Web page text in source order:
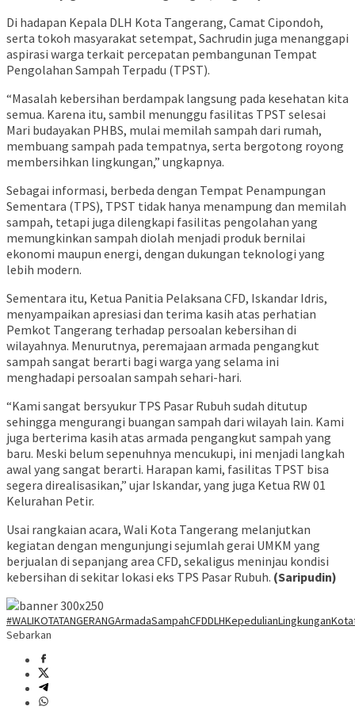
Di hadapan Kepala DLH Kota Tangerang, Camat Cipondoh,
serta tokoh masyarakat setempat, Sachrudin juga menanggapi
aspirasi warga terkait percepatan pembangunan Tempat
Pengolahan Sampah Terpadu (TPST).
“Masalah kebersihan berdampak langsung pada kesehatan kita
semua. Karena itu, sambil menunggu fasilitas TPST selesai
Mari budayakan PHBS, mulai memilah sampah dari rumah,
membuang sampah pada tempatnya, serta bergotong royong
membersihkan lingkungan,” ungkapnya.
Sebagai informasi, berbeda dengan Tempat Penampungan
Sementara (TPS), TPST tidak hanya menampung dan memilah
sampah, tetapi juga dilengkapi fasilitas pengolahan yang
memungkinkan sampah diolah menjadi produk bernilai
ekonomi maupun energi, dengan dukungan teknologi yang
lebih modern.
Sementara itu, Ketua Panitia Pelaksana CFD, Iskandar Idris,
menyampaikan apresiasi dan terima kasih atas perhatian
Pemkot Tangerang terhadap persoalan kebersihan di
wilayahnya. Menurutnya, peremajaan armada pengangkut
sampah sangat berarti bagi warga yang selama ini
menghadapi persoalan sampah sehari-hari.
“Kami sangat bersyukur TPS Pasar Rubuh sudah ditutup
sehingga mengurangi buangan sampah dari wilayah lain. Kami
juga berterima kasih atas armada pengangkut sampah yang
baru. Meski belum sepenuhnya mencukupi, ini menjadi langkah
awal yang sangat berarti. Harapan kami, fasilitas TPST bisa
segera direalisasikan,” ujar Iskandar, yang juga Ketua RW 01
Kelurahan Petir.
Usai rangkaian acara, Wali Kota Tangerang melanjutkan
kegiatan dengan mengunjungi sejumlah gerai UMKM yang
berjualan di sepanjang area CFD, sekaligus meninjau kondisi
kebersihan di sekitar lokasi eks TPS Pasar Rubuh. (Saripudin)
#WALIKOTATANGERANGArmadaSampahCFDDLHKepedulianLingkungan
Sebarkan